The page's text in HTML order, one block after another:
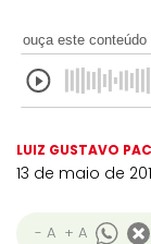
ouça este conteúdo
LUIZ GUSTAVO
13 de maio de
- A + A